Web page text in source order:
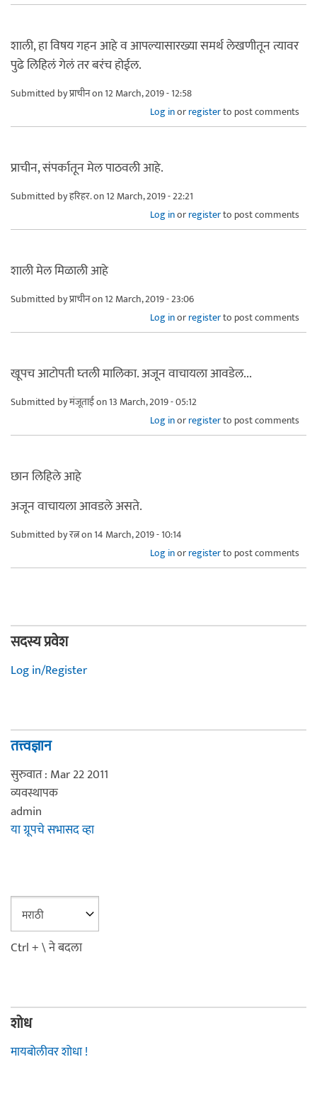
शाली, हा विषय गहन आहे व आपल्यासारख्या समर्थ लेखणीतून त्यावर
पुढे लिहिलं गेलं तर बरंच होईल.
Submitted byप्राचीनon 12 March, 2019 - 12:58
Log inorregisterto post comments
प्राचीन, संपर्कातून मेल पाठवली आहे.
Submitted byहरिहर.on 12 March, 2019 - 22:21
Log inorregisterto post comments
शाली मेल मिळाली आहे
Submitted byप्राचीनon 12 March, 2019 - 23:06
Log inorregisterto post comments
खूपच आटोपती घ्तली मालिका. अजून वाचायला आवडेल...
Submitted byमंजूताईon 13 March, 2019 - 05:12
Log inorregisterto post comments
छान लिहिले आहे
अजून वाचायला आवडले असते.
Submitted byरत्नon 14 March, 2019 - 10:14
Log inorregisterto post comments
सदस्य प्रवेश
Log in/Register
तत्त्वज्ञान
सुरुवात : Mar 22 2011
व्यवस्थापक
admin
या ग्रूपचे सभासद व्हा
Ctrl + \ ने बदला
शोध
मायबोलीवर शोधा !